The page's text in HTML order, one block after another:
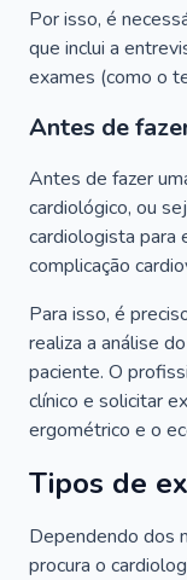
Por isso, é
que inclui a
exames (como o
Antes de
Antes de fazer
cardiológico, ou
cardiologista para
complicação
Para isso, é
realiza a análise
paciente. O
clínico e solicitar
ergométrico e o
Tipos de
Dependendo dos
procura o